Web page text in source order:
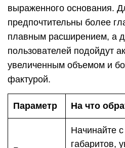
выраженного основания.
предпочтительны более
плавным расширением, а
пользователей подойдут
увеличенным объемом и
фактурой.
Параметр На что
Начинайте
габаритов,